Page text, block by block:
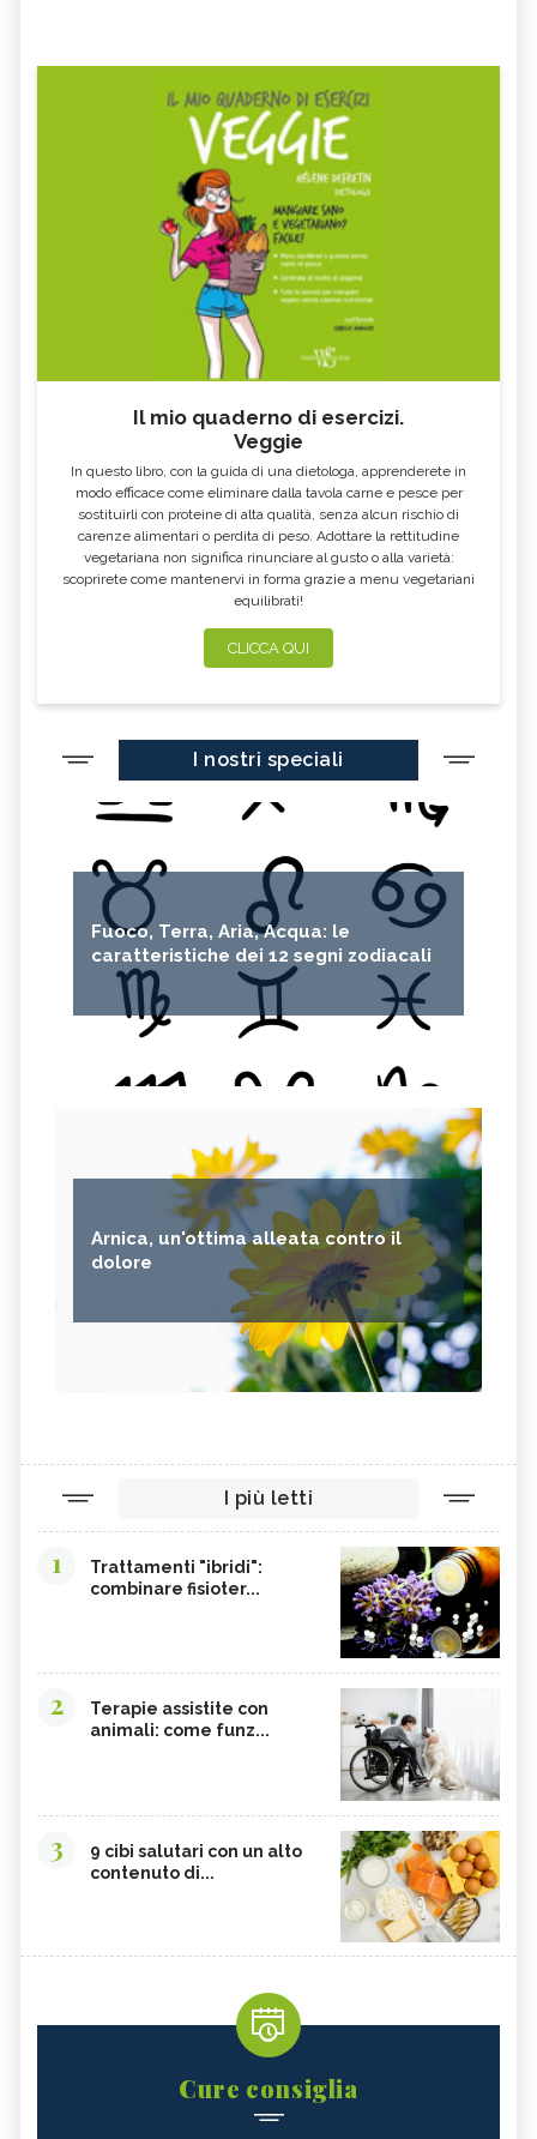
Il mio quaderno di esercizi.
Veggie
In questo libro, con la guida di una dietologa, apprenderete in
modo efficace come eliminare dalla tavola carne e pesce per
sostituirli con proteine di alta qualità, senza alcun rischio di
carenze alimentari o perdita di peso. Adottare la rettitudine
vegetariana non significa rinunciare al gusto o alla varietà:
scoprirete come mantenervi in forma grazie a menu vegetariani
equilibrati!
CLICCA QUI
I nostri speciali
Fuoco, Terra, Aria, Acqua: le
caratteristiche dei 12 segni zodiacali
Arnica, un'ottima alleata contro il
dolore
I più letti
1
Trattamenti "ibridi":
combinare fisioter...
2
Terapie assistite con
animali: come funz...
3
9 cibi salutari con un alto
contenuto di...
Cure consiglia